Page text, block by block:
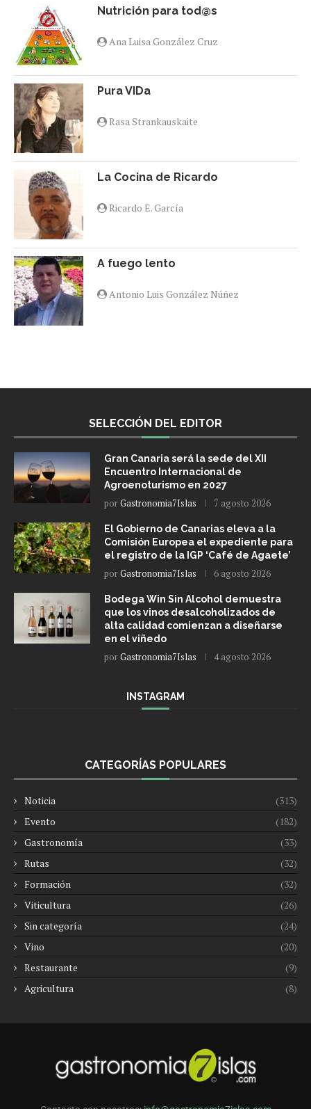
Nutrición para tod@s
Ana Luisa González Cruz
Pura VIDa
Rasa Strankauskaite
La Cocina de Ricardo
Ricardo E. García
A fuego lento
Antonio Luis González Núñez
SELECCIÓN DEL EDITOR
Gran Canaria será la sede del XII
Encuentro Internacional de
Agroenoturismo en 2027
porGastronomia7Islas 7 agosto 2026
El Gobierno de Canarias eleva a la
Comisión Europea el expediente para
el registro de la IGP ‘Café de Agaete’
porGastronomia7Islas 6 agosto 2026
Bodega Win Sin Alcohol demuestra
que los vinos desalcoholizados de
alta calidad comienzan a diseñarse
en el viñedo
porGastronomia7Islas 4 agosto 2026
INSTAGRAM
CATEGORÍAS POPULARES
Noticia
(313)
Evento
(182)
Gastronomía
(33)
Rutas
(32)
Formación
(32)
Viticultura
(26)
Sin categoría
(24)
Vino
(20)
Restaurante
(9)
Agricultura
(8)